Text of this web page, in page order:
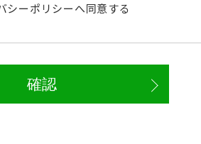
シーポリシーへ同意する